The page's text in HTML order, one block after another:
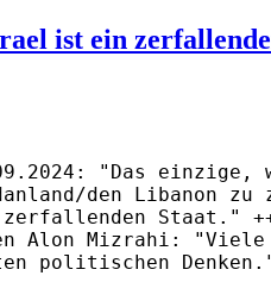
ist ein
"Das
den
zerfallenden Staat."
Alon Mizrahi:
politischen